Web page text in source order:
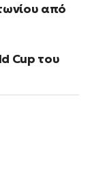
από
Cup του